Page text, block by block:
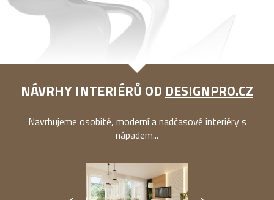
NÁVRHY INTERIÉRŮ OD DESIGNPRO.CZ
Navrhujeme osobité, moderní a nadčasové interiéry s
nápadem...